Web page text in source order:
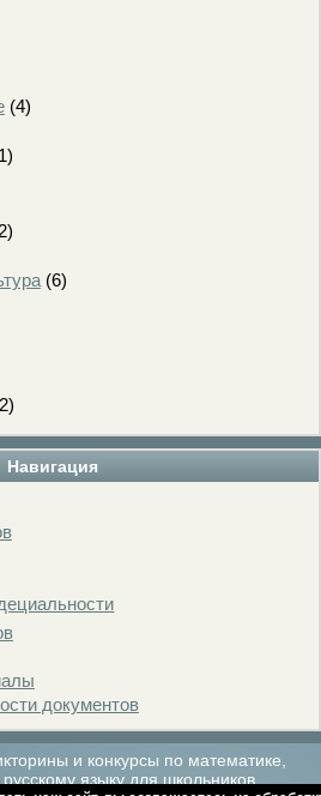
(4)
(6)
Навигация
документов
и конкурсы по математике,
языку для школьников.